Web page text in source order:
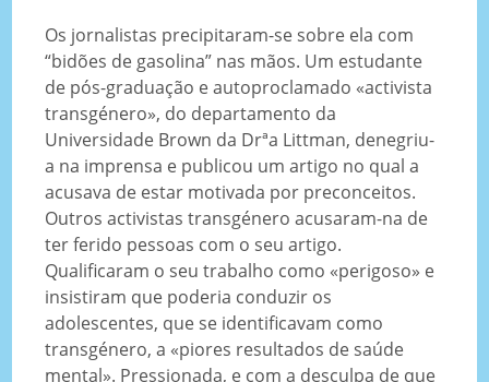
Os jornalistas precipitaram-se sobre ela com
“bidões de gasolina” nas mãos. Um estudante
de pós-graduação e autoproclamado «activista
transgénero», do departamento da
Universidade Brown da Drªa Littman, denegriu-
a na imprensa e publicou um artigo no qual a
acusava de estar motivada por preconceitos.
Outros activistas transgénero acusaram-na de
ter ferido pessoas com o seu artigo.
Qualificaram o seu trabalho como «perigoso» e
insistiram que poderia conduzir os
adolescentes, que se identificavam como
transgénero, a «piores resultados de saúde
mental». Pressionada, e com a desculpa de que